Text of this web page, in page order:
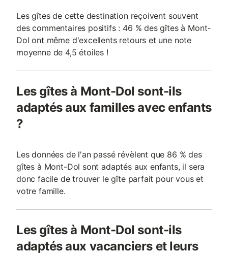
Les gîtes de cette destination reçoivent souvent
des commentaires positifs : 46 % des gîtes à Mont-
Dol ont même d'excellents retours et une note
moyenne de 4,5 étoiles !
Les gîtes à Mont-Dol sont-ils
adaptés aux familles avec enfants
?
Les données de l'an passé révèlent que 86 % des
gîtes à Mont-Dol sont adaptés aux enfants, il sera
donc facile de trouver le gîte parfait pour vous et
votre famille.
Les gîtes à Mont-Dol sont-ils
adaptés aux vacanciers et leurs